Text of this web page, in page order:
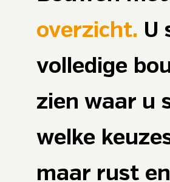
overzicht. U
volledige
zien waar u
welke
maar rust